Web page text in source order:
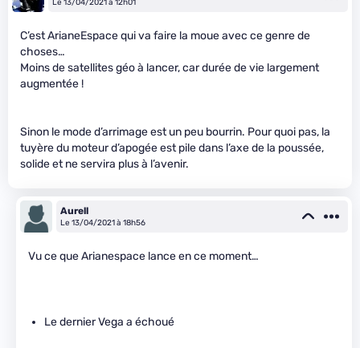
Le 13/04/2021 à 12h01
C’est ArianeEspace qui va faire la moue avec ce genre de
choses…
Moins de satellites géo à lancer, car durée de vie largement
augmentée !
Sinon le mode d’arrimage est un peu bourrin. Pour quoi pas, la
tuyère du moteur d’apogée est pile dans l’axe de la poussée,
solide et ne servira plus à l’avenir.
Aurell
Le 13/04/2021 à 18h56
Vu ce que Arianespace lance en ce moment…
Le dernier Vega a échoué